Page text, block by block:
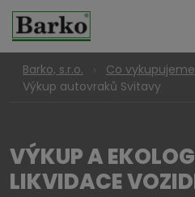
Barko, s.r.o. Co vykupujeme
Výkup autovraků Svitavy
VÝKUP A
LIKVIDACE